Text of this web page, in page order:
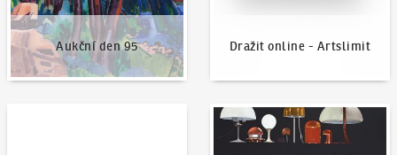
Aukční den 95 Dražit online - Artslimit
Aktuality